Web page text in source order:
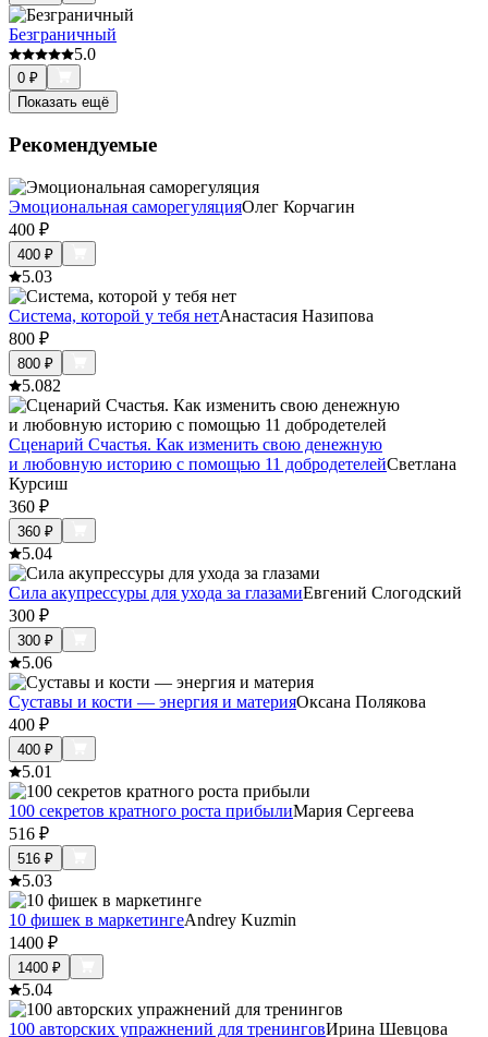
Безграничный
5.0
0 ₽
Показать ещё
Рекомендуемые
Эмоциональная саморегуляцияОлег Корчагин
400 ₽
400 ₽
5.03
Система, которой у тебя нетАнастасия Назипова
800 ₽
800 ₽
5.082
Сценарий Счастья. Как изменить свою денежную
и любовную историю с помощью 11 добродетелейСветлана
Курсиш
360 ₽
360 ₽
5.04
Сила акупрессуры для ухода за глазамиЕвгений Слогодский
300 ₽
300 ₽
5.06
Суставы и кости — энергия и материяОксана Полякова
400 ₽
400 ₽
5.01
100 секретов кратного роста прибылиМария Сергеева
516 ₽
516 ₽
5.03
10 фишек в маркетингеAndrey Kuzmin
1400 ₽
1400 ₽
5.04
100 авторских упражнений для тренинговИрина Шевцова